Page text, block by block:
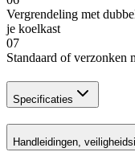
Vergrendeling met
je koelkast
07
Standaard of verzonken
Specificaties
Handleidingen,